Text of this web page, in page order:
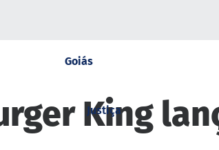
Justiça
Goiás
King